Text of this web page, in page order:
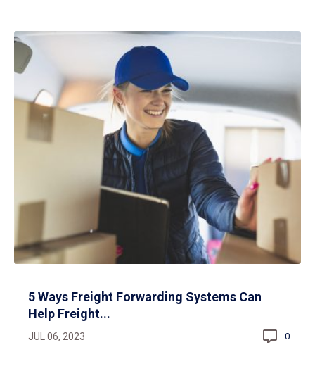
5 Ways Freight Forwarding Systems Can
Help Freight...
JUL 06, 2023 0